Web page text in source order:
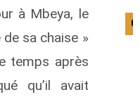
à Mbeya, le
sa chaise »
temps après
qu’il avait